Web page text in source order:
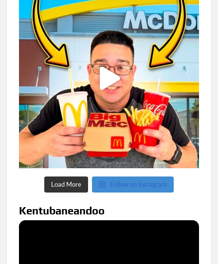
Load More Follow on Instagram
Kentubaneandoo